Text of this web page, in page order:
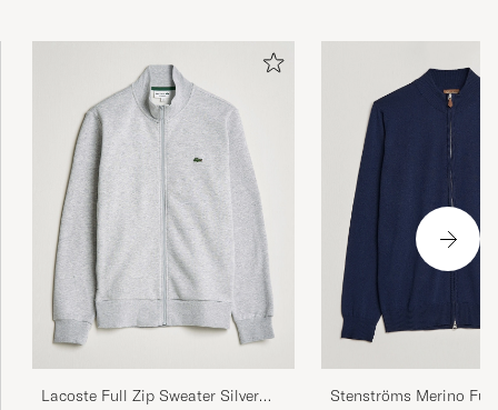
Lacoste Full Zip Sweater Silver
Stenströms Merino